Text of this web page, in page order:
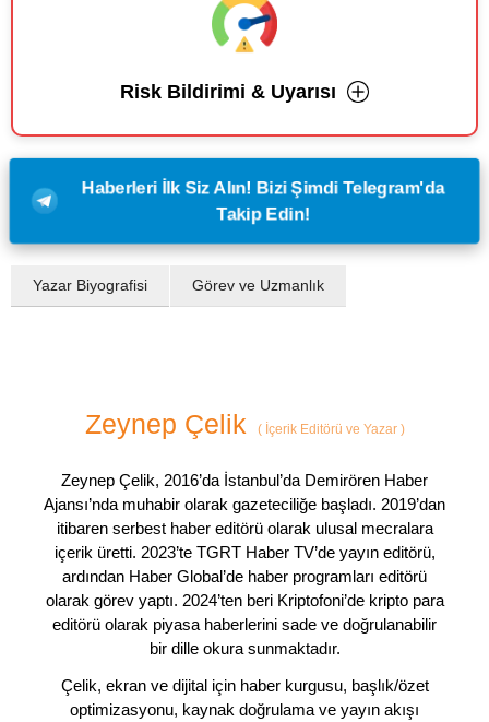
Risk Bildirimi & Uyarısı
Haberleri İlk Siz Alın! Bizi Şimdi Telegram'da
Takip Edin!
Yazar Biyografisi Görev ve Uzmanlık
Zeynep Çelik (İçerik Editörü ve Yazar )
Zeynep Çelik, 2016’da İstanbul’da Demirören Haber
Ajansı’nda muhabir olarak gazeteciliğe başladı. 2019’dan
itibaren serbest haber editörü olarak ulusal mecralara
içerik üretti. 2023’te TGRT Haber TV’de yayın editörü,
ardından Haber Global’de haber programları editörü
olarak görev yaptı. 2024’ten beri Kriptofoni’de kripto para
editörü olarak piyasa haberlerini sade ve doğrulanabilir
bir dille okura sunmaktadır.
Çelik, ekran ve dijital için haber kurgusu, başlık/özet
optimizasyonu, kaynak doğrulama ve yayın akışı